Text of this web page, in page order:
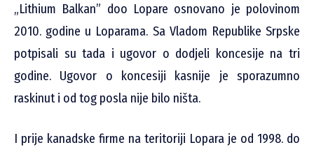
„Lithium Balkan” doo Lopare osnovano je polovinom
2010. godine u Loparama. Sa Vladom Republike Srpske
potpisali su tada i ugovor o dodjeli koncesije na tri
godine. Ugovor o koncesiji kasnije je sporazumno
raskinut i od tog posla nije bilo ništa.
I prije kanadske firme na teritoriji Lopara je od 1998. do